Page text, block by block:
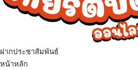
ฝากประชาสัมพันธ์
เมนู
หน้าหลัก